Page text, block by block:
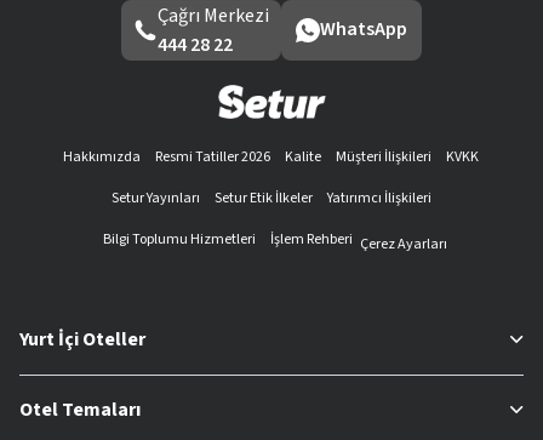
Çağrı Merkezi
444 28 22
WhatsApp
Hakkımızda Resmi Tatiller 2026 Kalite Müşteri İlişkileri
KVKK
Setur Yayınları
Setur Etik İlkeler
Yatırımcı İlişkileri
Bilgi Toplumu Hizmetleri
İşlem Rehberi Çerez Ayarları
Yurt İçi Oteller
Otel Temaları